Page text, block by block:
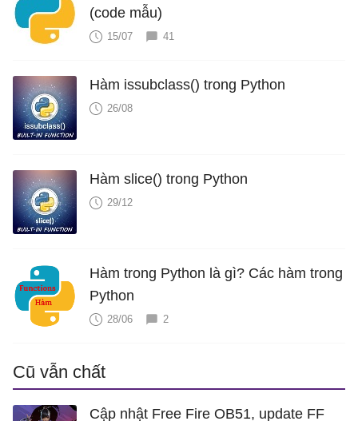
(code mẫu)
15/07 41
Hàm issubclass() trong Python
26/08
Hàm slice() trong Python
29/12
Hàm trong Python là gì? Các hàm trong
Python
28/06 2
Cũ vẫn chất
Cập nhật Free Fire OB51, update FF